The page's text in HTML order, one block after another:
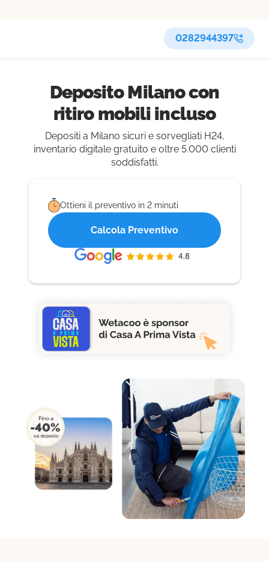
0282944397
Deposito Milano con
ritiro mobili incluso
Depositi a Milano sicuri e sorvegliati H24,
inventario digitale gratuito e oltre 5.000 clienti
soddisfatti.
Ottieni il preventivo in 2 minuti
Calcola Preventivo